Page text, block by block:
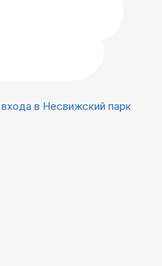
в Несвижский парк